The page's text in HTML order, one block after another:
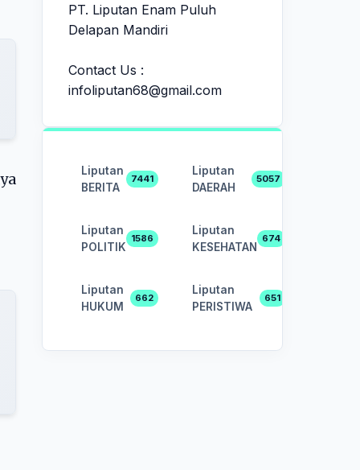
PT. Liputan Enam Puluh
Delapan Mandiri
Contact Us :
infoliputan68@gmail.com
Liputan
BERITA
7441
Liputan
DAERAH
5057
Liputan
POLITIK
1586
Liputan
KESEHATAN
674
Liputan
HUKUM
662
Liputan
PERISTIWA
651